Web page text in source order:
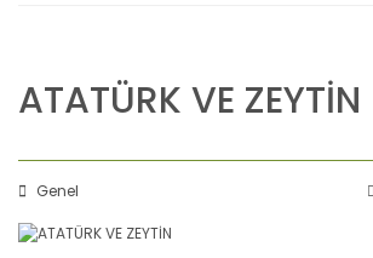
ATATÜRK VE ZEYTİN
Genel